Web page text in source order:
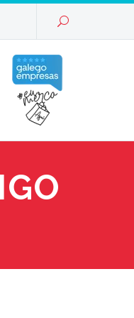
U